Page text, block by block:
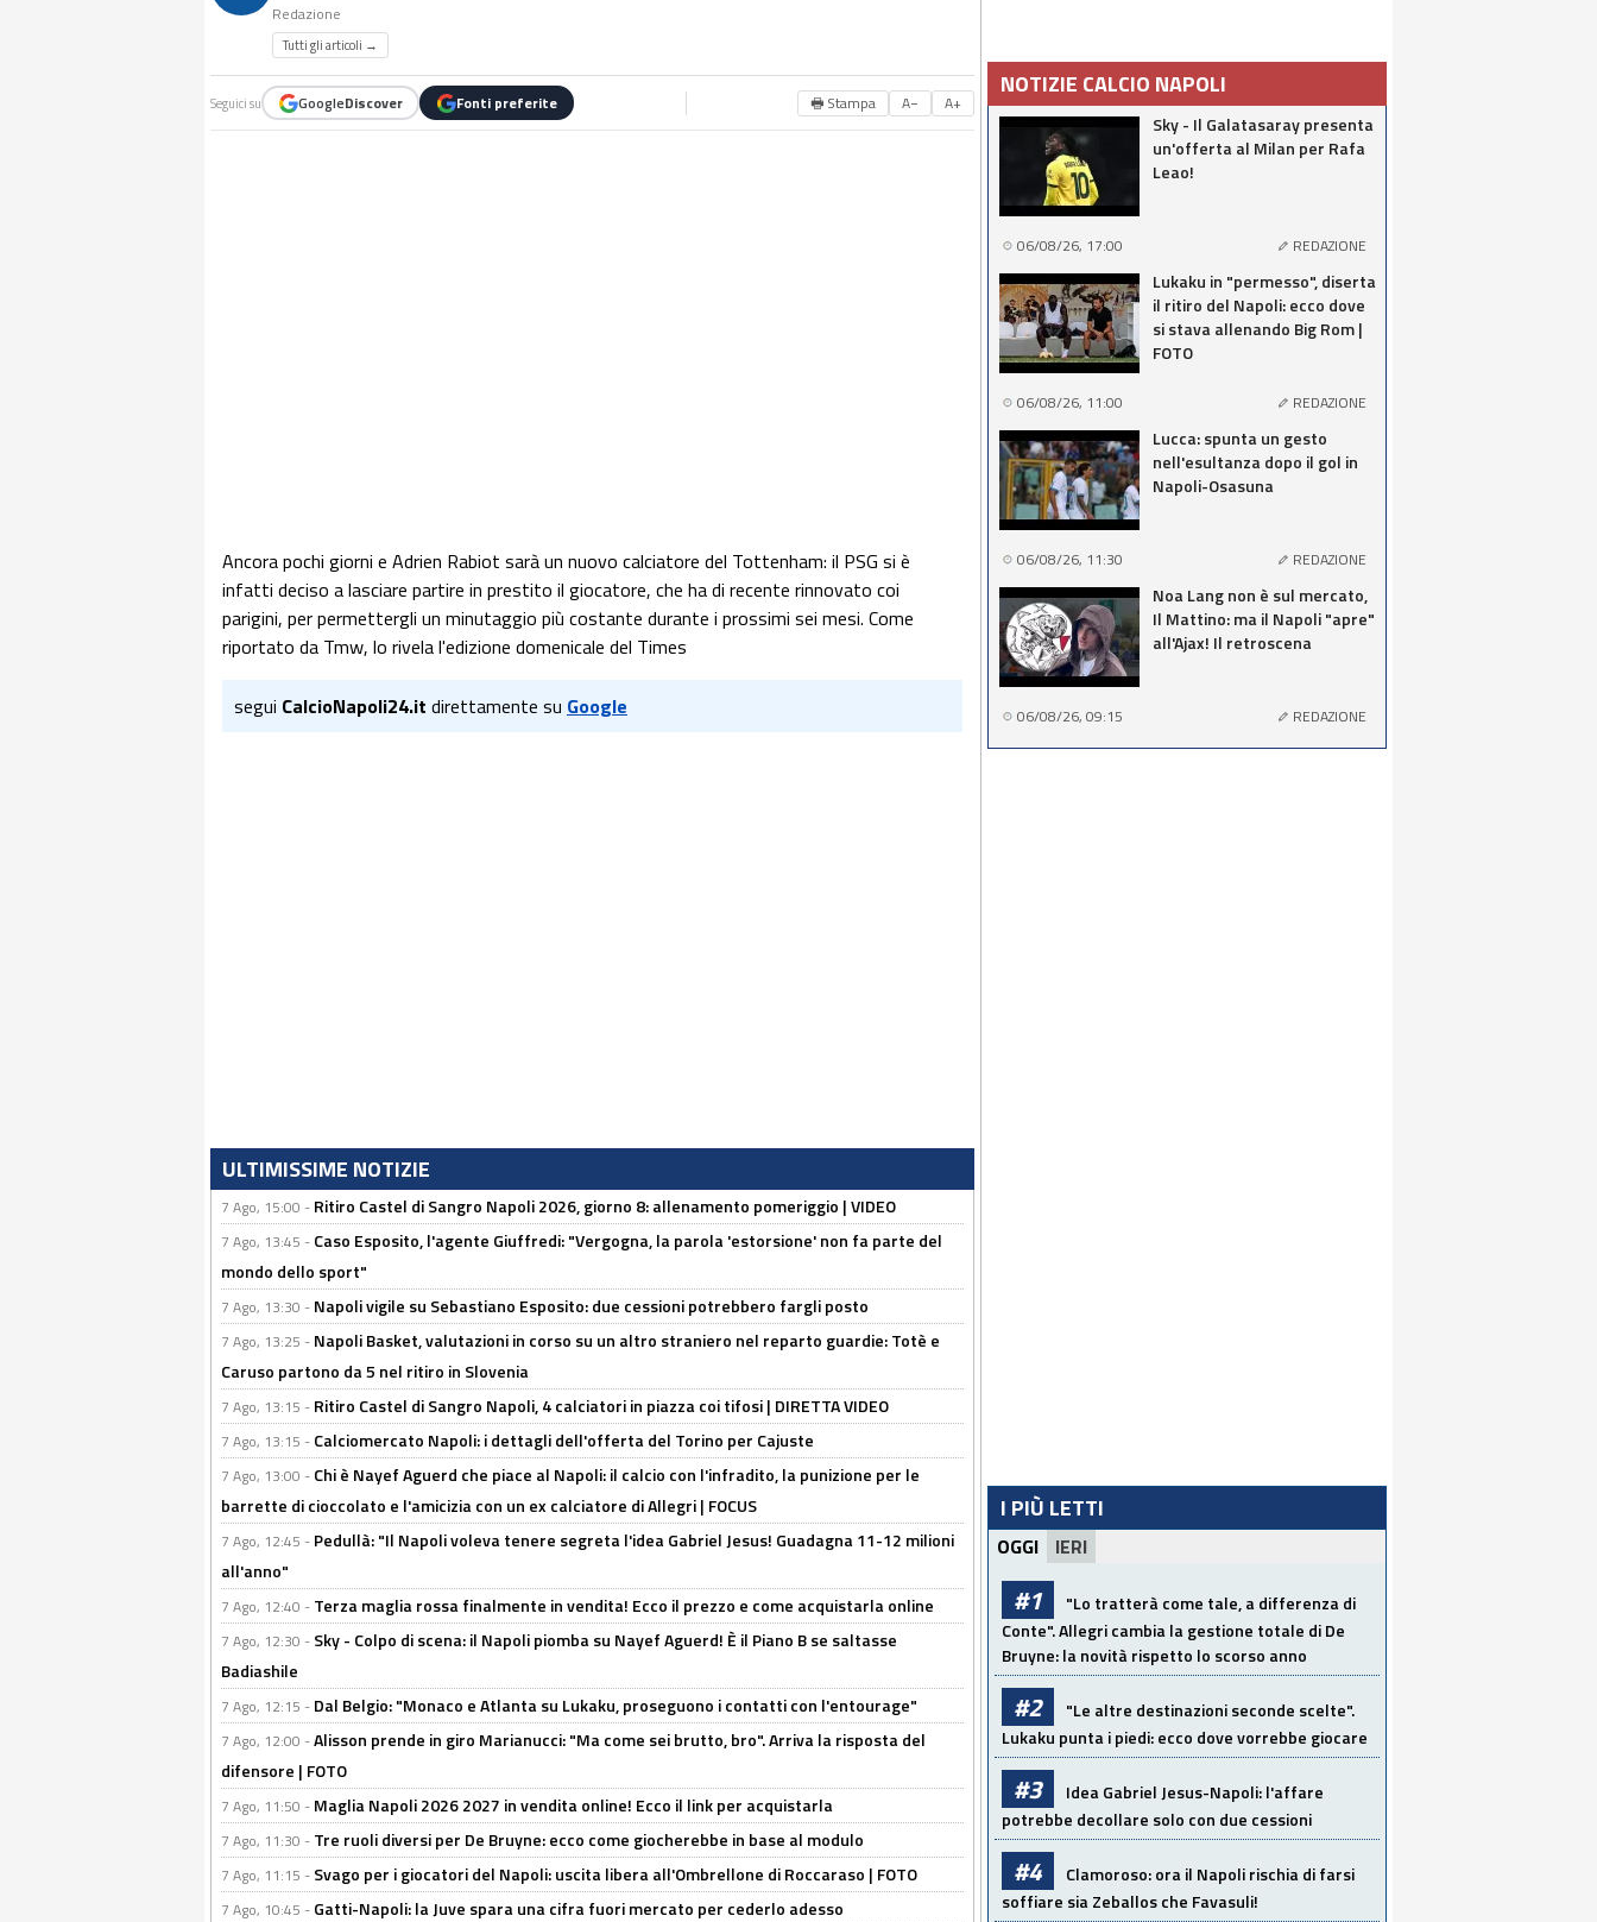
Redazione
Tutti gli articoli →
Seguici su GoogleDiscover Fonti preferite 🖶 Stampa A− A+
Ancora pochi giorni e Adrien Rabiot sarà un nuovo calciatore del Tottenham: il PSG si è
infatti deciso a lasciare partire in prestito il giocatore, che ha di recente rinnovato coi
parigini, per permettergli un minutaggio più costante durante i prossimi sei mesi. Come
riportato da Tmw, lo rivela l'edizione domenicale del Times
segui CalcioNapoli24.it direttamente su Google
ULTIMISSIME NOTIZIE
7 Ago, 15:00 - Ritiro Castel di Sangro Napoli 2026, giorno 8: allenamento pomeriggio | VIDEO
7 Ago, 13:45 - Caso Esposito, l'agente Giuffredi: "Vergogna, la parola 'estorsione' non fa parte del
mondo dello sport"
7 Ago, 13:30 - Napoli vigile su Sebastiano Esposito: due cessioni potrebbero fargli posto
7 Ago, 13:25 - Napoli Basket, valutazioni in corso su un altro straniero nel reparto guardie: Totè e
Caruso partono da 5 nel ritiro in Slovenia
7 Ago, 13:15 - Ritiro Castel di Sangro Napoli, 4 calciatori in piazza coi tifosi | DIRETTA VIDEO
7 Ago, 13:15 - Calciomercato Napoli: i dettagli dell'offerta del Torino per Cajuste
7 Ago, 13:00 - Chi è Nayef Aguerd che piace al Napoli: il calcio con l'infradito, la punizione per le
barrette di cioccolato e l'amicizia con un ex calciatore di Allegri | FOCUS
7 Ago, 12:45 - Pedullà: "Il Napoli voleva tenere segreta l'idea Gabriel Jesus! Guadagna 11-12 milioni
all'anno"
7 Ago, 12:40 - Terza maglia rossa finalmente in vendita! Ecco il prezzo e come acquistarla online
7 Ago, 12:30 - Sky - Colpo di scena: il Napoli piomba su Nayef Aguerd! È il Piano B se saltasse
Badiashile
7 Ago, 12:15 - Dal Belgio: "Monaco e Atlanta su Lukaku, proseguono i contatti con l'entourage"
7 Ago, 12:00 -Alisson prende in giro Marianucci: "Ma come sei brutto, bro". Arriva la risposta del
difensore | FOTO
7 Ago, 11:50 - Maglia Napoli 2026 2027 in vendita online! Ecco il link per acquistarla
7 Ago, 11:30 - Tre ruoli diversi per De Bruyne: ecco come giocherebbe in base al modulo
7 Ago, 11:15 - Svago per i giocatori del Napoli: uscita libera all'Ombrellone di Roccaraso | FOTO
7 Ago, 10:45 - Gatti-Napoli: la Juve spara una cifra fuori mercato per cederlo adesso
NOTIZIE CALCIO NAPOLI
Sky - Il Galatasaray presenta
un'offerta al Milan per Rafa
Leao!
06/08/26, 17:00 REDAZIONE
Lukaku in "permesso", diserta
il ritiro del Napoli: ecco dove
si stava allenando Big Rom |
FOTO
06/08/26, 11:00 REDAZIONE
Lucca: spunta un gesto
nell'esultanza dopo il gol in
Napoli-Osasuna
06/08/26, 11:30 REDAZIONE
Noa Lang non è sul mercato,
Il Mattino: ma il Napoli "apre"
all'Ajax! Il retroscena
06/08/26, 09:15 REDAZIONE
I PIÙ LETTI
OGGI IERI
#1
"Lo tratterà come tale, a differenza di
Conte". Allegri cambia la gestione totale di De
Bruyne: la novità rispetto lo scorso anno
#2
"Le altre destinazioni seconde scelte".
Lukaku punta i piedi: ecco dove vorrebbe giocare
#3
Idea Gabriel Jesus-Napoli: l'affare
potrebbe decollare solo con due cessioni
#4
Clamoroso: ora il Napoli rischia di farsi
soffiare sia Zeballos che Favasuli!